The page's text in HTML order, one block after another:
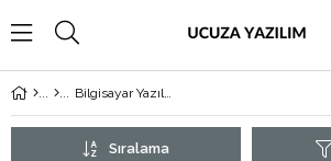
Bilgisayar Yazılımları
Sıralama